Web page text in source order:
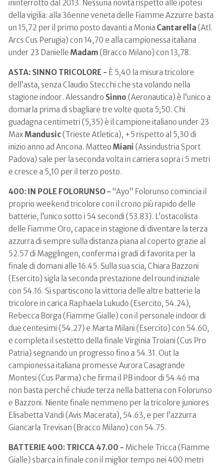
ininterrotto dal 2013. Nessuna novità rispetto alle ipotesi
della vigilia: alla 36enne veneta delle Fiamme Azzurre basta
un 15,72 per il primo posto davanti a Monia Cantarella(Atl.
Arcs Cus Perugia) con 14,70 e alla campionessa italiana
under 23 Danielle Madam(Bracco Milano) con 13,78.
ASTA: SINNO TRICOLORE - È 5,40 la misura tricolore
dell’asta, senza Claudio Stecchi che sta volando nella
stagione indoor. Alessandro Sinno (Aeronautica) è l’unico a
domarla prima di sbagliare tre volte quota 5,50. Chi
guadagna centimetri (5,35) è il campione italiano under 23
MaxMandusic(Trieste Atletica), +5 rispetto al 5,30 di
inizio anno ad Ancona. Matteo Miani (Assindustria Sport
Padova) sale per la seconda volta in carriera sopra i 5 metri
e cresce a 5,10 per il terzo posto.
400: IN POLE FOLORUNSO - “Ayo” Folorunso comincia il
proprio weekend tricolore con il crono più rapido delle
batterie, l’unico sotto i 54 secondi (53.83). L’ostacolista
delle Fiamme Oro, capace in stagione di diventare la terza
azzurra di sempre sulla distanza piana al coperto grazie al
52.57 di Magglingen, conferma i gradi di favorita per la
finale di domani alle 16.45. Sulla sua scia, Chiara Bazzoni
(Esercito) sigla la seconda prestazione del round iniziale
con 54.16. Si spartiscono la vittoria delle altre batterie la
tricolore in carica Raphaela Lukudo (Esercito, 54.24),
Rebecca Borga (Fiamme Gialle) con il personale indoor di
due centesimi (54.27) e Marta Milani (Esercito) con 54.60,
e completa il sestetto della finale Virginia Troiani (Cus Pro
Patria) segnando un progresso fino a 54.31. Out la
campionessa italiana promesse Aurora Casagrande
Montesi (Cus Parma) che firma il PB indoor di 54.46 ma
non basta perché chiude terza nella batteria con Folorunso
e Bazzoni. Niente finale nemmeno per la tricolore juniores
Elisabetta Vandi (Avis Macerata), 54.63, e per l’azzurra
Giancarla Trevisan (Bracco Milano) con 54.75.
BATTERIE 400: TRICCA 47.00 - Michele Tricca (Fiamme
Gialle) sbarca in finale con il miglior tempo nei 400 metri